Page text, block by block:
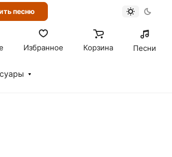
песню
Избранное Корзина Песни